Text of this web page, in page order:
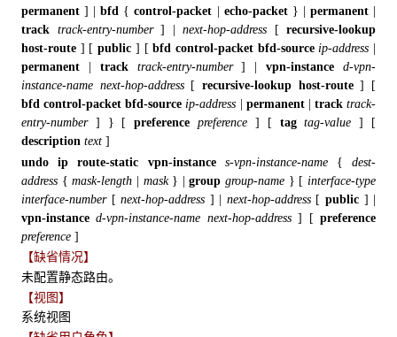
permanent ] bfd { control-packet echo-packet } permanent
track track-entry-number ] next-hop-address [ recursive-lookup
host-route ] [ public ] [ bfd control-packet bfd-source ip-address
permanent
track track-entry-number] vpn-instance
d-vpn-
instance-name next-hop-address [recursive-lookup host-route] [
bfd control-packet bfd-source ip-address permanent track track-
entry-number ] } [ preference preference ] [ tag tag-value ]
[
description text ]
undo
ip route-static vpn-instance s-vpn-instance-name {
dest-
address { mask-length | mask } | group group-name } [ interface-type
interface-number [ next-hop-address ] | next-hop-address [ public ] |
vpn-instanced-vpn-instance-name next-hop-address ] [ preference
preference ]
【缺省情况】
未配置静态路由。
【视图】
系统视图